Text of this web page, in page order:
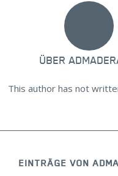
ÜBER
This author has not
EINTRÄGE VON